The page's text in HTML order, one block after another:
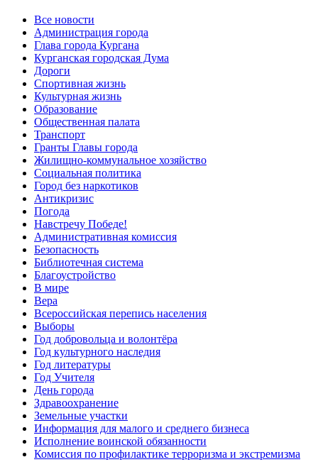
Все новости
Администрация города
Глава города Кургана
Курганская городская Дума
Дороги
Спортивная жизнь
Культурная жизнь
Образование
Общественная палата
Транспорт
Гранты Главы города
Жилищно-коммунальное хозяйство
Социальная политика
Город без наркотиков
Антикризис
Погода
Навстречу Победе!
Административная комиссия
Безопасность
Библиотечная система
Благоустройство
В мире
Вера
Всероссийская перепись населения
Выборы
Год добровольца и волонтёра
Год культурного наследия
Год литературы
Год Учителя
День города
Здравоохранение
Земельные участки
Информация для малого и среднего бизнеса
Исполнение воинской обязанности
Комиссия по профилактике терроризма и экстремизма